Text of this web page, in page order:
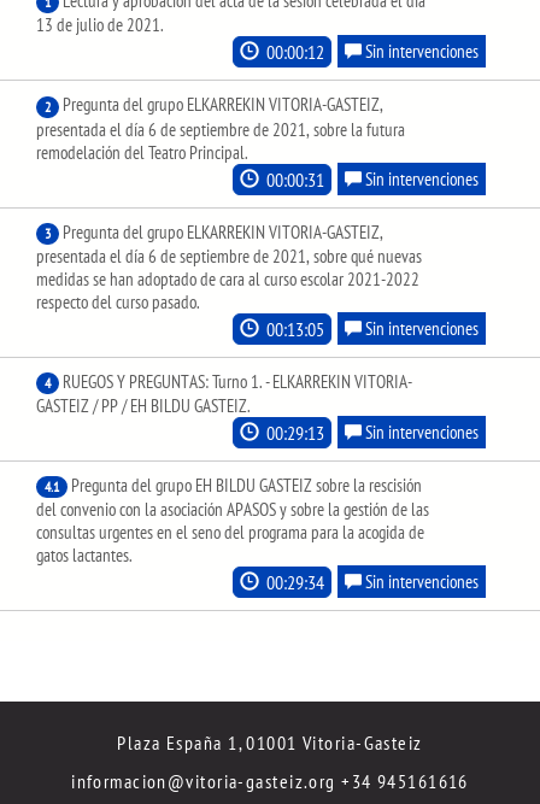
13 de julio de 2021.
00:00:12 Sin intervenciones
2
Pregunta del grupo ELKARREKIN VITORIA-GASTEIZ,
presentada el día 6 de septiembre de 2021, sobre la futura
remodelación del Teatro Principal.
00:00:31 Sin intervenciones
3
Pregunta del grupo ELKARREKIN VITORIA-GASTEIZ,
presentada el día 6 de septiembre de 2021, sobre qué nuevas
medidas se han adoptado de cara al curso escolar 2021-2022
respecto del curso pasado.
00:13:05 Sin intervenciones
4
RUEGOS Y PREGUNTAS: Turno 1. - ELKARREKIN VITORIA-
GASTEIZ / PP / EH BILDU GASTEIZ.
00:29:13 Sin intervenciones
4.1
Pregunta del grupo EH BILDU GASTEIZ sobre la rescisión
del convenio con la asociación APASOS y sobre la gestión de las
consultas urgentes en el seno del programa para la acogida de
gatos lactantes.
00:29:34 Sin intervenciones
Plaza España 1, 01001 Vitoria-Gasteiz
informacion@vitoria-gasteiz.org +34 945161616